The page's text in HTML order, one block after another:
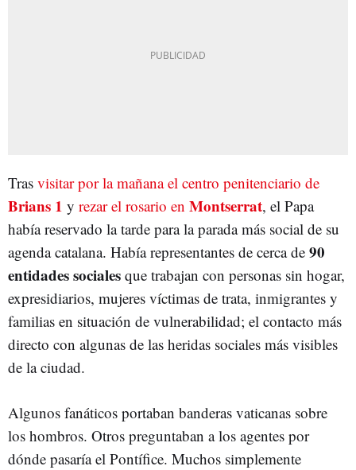
Tras visitar por la mañana el centro penitenciario de
Brians 1 y rezar el rosario en Montserrat, el Papa
había reservado la tarde para la parada más social de su
agenda catalana. Había representantes de cerca de 90
entidades sociales que trabajan con personas sin hogar,
expresidiarios, mujeres víctimas de trata, inmigrantes y
familias en situación de vulnerabilidad; el contacto más
directo con algunas de las heridas sociales más visibles
de la ciudad.
Algunos fanáticos portaban banderas vaticanas sobre
los hombros. Otros preguntaban a los agentes por
dónde pasaría el Pontífice. Muchos simplemente